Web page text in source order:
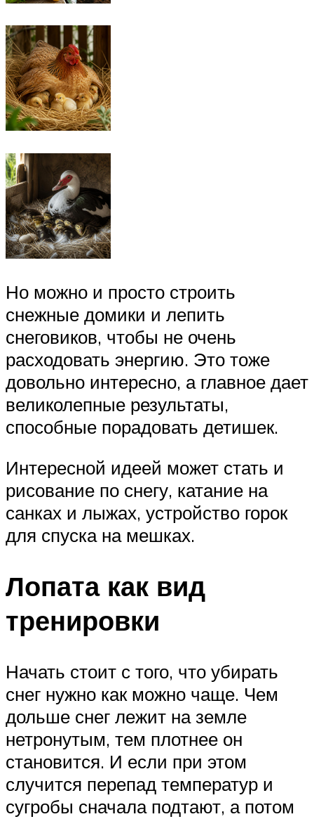
Но можно и просто строить
снежные домики и лепить
снеговиков, чтобы не очень
расходовать энергию. Это тоже
довольно интересно, а главное дает
великолепные результаты,
способные порадовать детишек.
Интересной идеей может стать и
рисование по снегу, катание на
санках и лыжах, устройство горок
для спуска на мешках.
Лопата как вид
тренировки
Начать стоит с того, что убирать
снег нужно как можно чаще. Чем
дольше снег лежит на земле
нетронутым, тем плотнее он
становится. И если при этом
случится перепад температур и
сугробы сначала подтают, а потом